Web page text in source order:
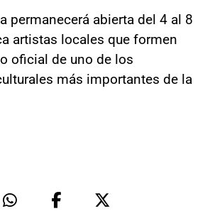
permanecerá abierta del 4 al 8
artistas locales que formen
oficial de uno de los
más importantes de la